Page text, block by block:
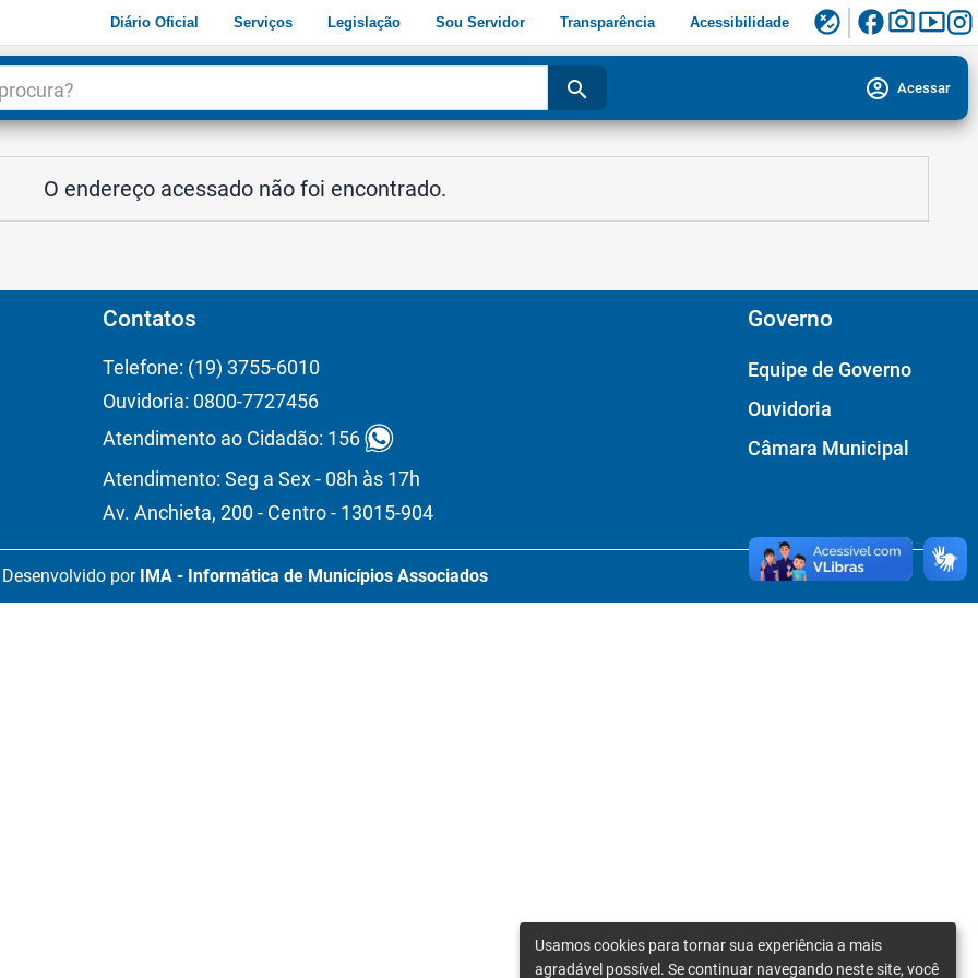
Diário Oficial Serviços Legislação Sou Servidor Transparência Acessibilidade flaky facebookphoto_camerasmart_display
search account_circle Acessar
O endereço acessado não foi encontrado.
Contatos
Telefone: (19) 3755-6010
Ouvidoria: 0800-7727456
Atendimento ao Cidadão: 156
Atendimento: Seg a Sex - 08h às 17h
Av. Anchieta, 200 - Centro - 13015-904
Governo
Equipe de Governo
Ouvidoria
Câmara Municipal
Desenvolvido por IMA - Informática de Municípios Associados
Usamos cookies para tornar sua experiência a mais
agradável possível. Se continuar navegando neste site, você